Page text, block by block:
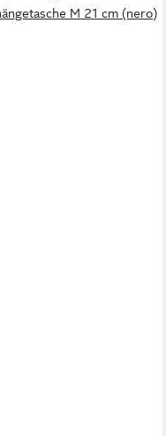
M 21 cm (nero)